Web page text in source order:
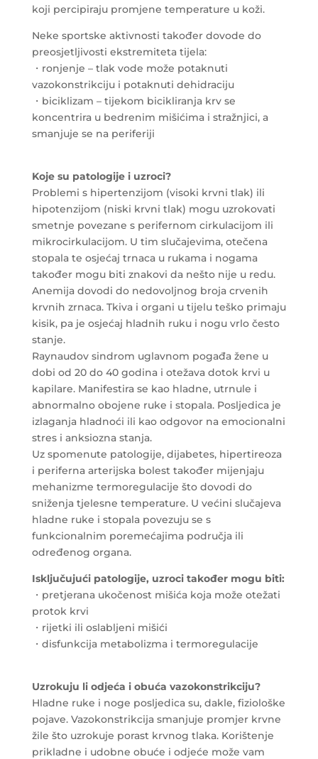
koji percipiraju promjene temperature u koži.
Neke sportske aktivnosti također dovode do
preosjetljivosti ekstremiteta tijela:
・ronjenje – tlak vode može potaknuti
vazokonstrikciju i potaknuti dehidraciju
・biciklizam – tijekom bicikliranja krv se
koncentrira u bedrenim mišićima i stražnjici, a
smanjuje se na periferiji
Koje su patologije i uzroci?
Problemi s hipertenzijom (visoki krvni tlak) ili
hipotenzijom (niski krvni tlak) mogu uzrokovati
smetnje povezane s perifernom cirkulacijom ili
mikrocirkulacijom. U tim slučajevima, otečena
stopala te osjećaj trnaca u rukama i nogama
također mogu biti znakovi da nešto nije u redu.
Anemija dovodi do nedovoljnog broja crvenih
krvnih zrnaca. Tkiva i organi u tijelu teško primaju
kisik, pa je osjećaj hladnih ruku i nogu vrlo često
stanje.
Raynaudov sindrom uglavnom pogađa žene u
dobi od 20 do 40 godina i otežava dotok krvi u
kapilare. Manifestira se kao hladne, utrnule i
abnormalno obojene ruke i stopala. Posljedica je
izlaganja hladnoći ili kao odgovor na emocionalni
stres i anksiozna stanja.
Uz spomenute patologije, dijabetes, hipertireoza
i periferna arterijska bolest također mijenjaju
mehanizme termoregulacije što dovodi do
sniženja tjelesne temperature. U većini slučajeva
hladne ruke i stopala povezuju se s
funkcionalnim poremećajima područja ili
određenog organa.
Isključujući patologije, uzroci također mogu biti:
・pretjerana ukočenost mišića koja može otežati
protok krvi
・rijetki ili oslabljeni mišići
・disfunkcija metabolizma i termoregulacije
Uzrokuju li odjeća i obuća vazokonstrikciju?
Hladne ruke i noge posljedica su, dakle, fiziološke
pojave. Vazokonstrikcija smanjuje promjer krvne
žile što uzrokuje porast krvnog tlaka. Korištenje
prikladne i udobne obuće i odjeće može vam